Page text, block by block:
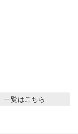
一覧はこちら